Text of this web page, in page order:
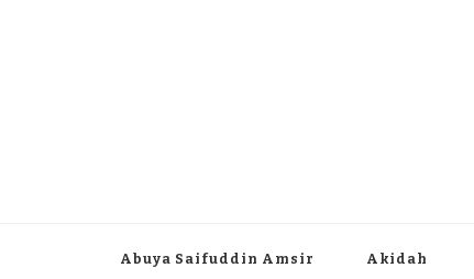
Abuya Saifuddin Amsir Akidah